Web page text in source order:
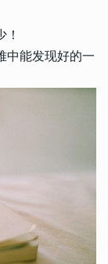
中能发现好的一